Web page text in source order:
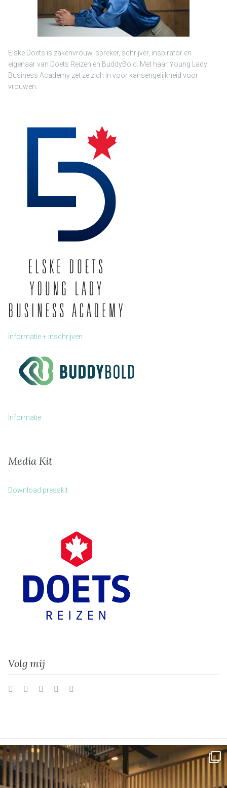
Elske Doets is zakenvrouw, spreker, schrijver, inspirator en
eigenaar van Doets Reizen en BuddyBold. Met haar Young Lady
Business Academy zet ze zich in voor kansengelijkheid voor
vrouwen.
Informatie + inschrijven
Informatie
Media Kit
Download presskit
Volg mij
TwitterFacebookInstagram
Vimeo